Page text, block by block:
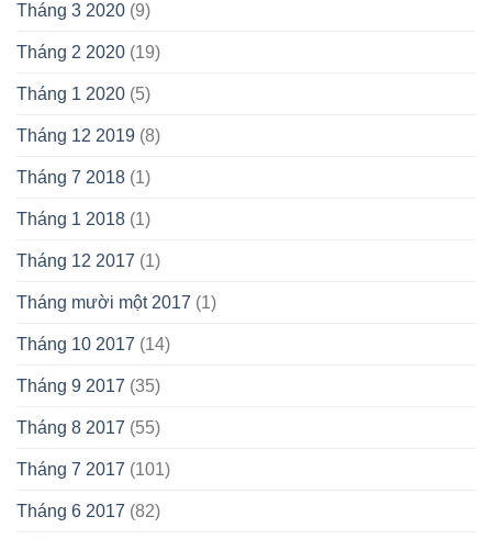
Tháng 3 2020 (9)
Tháng 2 2020 (19)
Tháng 1 2020 (5)
Tháng 12 2019 (8)
Tháng 7 2018 (1)
Tháng 1 2018 (1)
Tháng 12 2017 (1)
Tháng mười một 2017 (1)
Tháng 10 2017 (14)
Tháng 9 2017 (35)
Tháng 8 2017 (55)
Tháng 7 2017 (101)
Tháng 6 2017 (82)